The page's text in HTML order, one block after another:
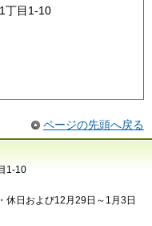
丁目1-10
ページの先頭へ戻る
1-10
休日および12月29日～1月3日